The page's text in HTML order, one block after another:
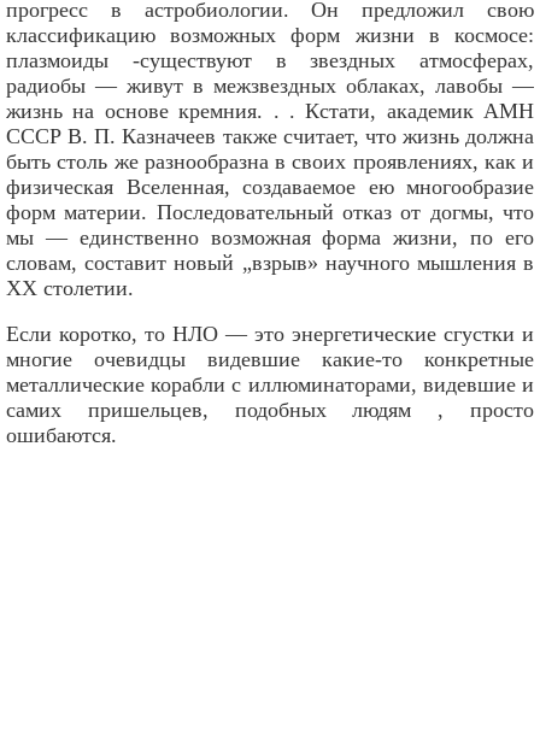
прогресс в астробиологии. Он предложил свою
классификацию возможных форм жизни в космосе:
плазмоиды -существуют в звездных атмосферах,
радиобы — живут в межзвездных облаках, лавобы —
жизнь на основе кремния. . . Кстати, академик АМН
СССР В. П. Казначеев также считает, что жизнь должна
быть столь же разнообразна в своих проявлениях, как и
физическая Вселенная, создаваемое ею многообразие
форм материи. Последовательный отказ от догмы, что
мы — единственно возможная форма жизни, по его
словам, составит новый „взрыв» научного мышления в
XX столетии.
Если коротко, то НЛО — это энергетические сгустки и
многие очевидцы видевшие какие-то конкретные
металлические корабли с иллюминаторами, видевшие и
самих пришельцев, подобных людям , просто
ошибаются.